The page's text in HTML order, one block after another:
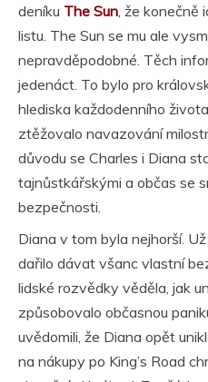
deníku The Sun , že
listu. The Sun se mu ale
nepravděpodobné. Těch
jedenáct. To bylo pro
hlediska každodenního
ztěžovalo navazování
důvodu se Charles i Diana
tajnůstkářskými a občas se
bezpečnosti.
Diana v tom byla nejhorší.
dařilo dávat všanc vlastní
lidské rozvědky věděla, jak
způsobovalo občasnou
uvědomili, že Diana opět
na nákupy po King’s Road